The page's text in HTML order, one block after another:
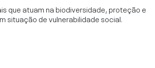
que atuam na biodiversidade, proteção e
situação de vulnerabilidade social.